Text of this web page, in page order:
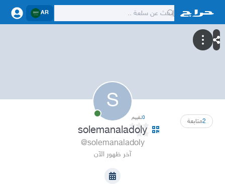
AR
S
2متابعة 0تقييم
solemanaladoly
@solemanaladoly
آخر ظهور الآن